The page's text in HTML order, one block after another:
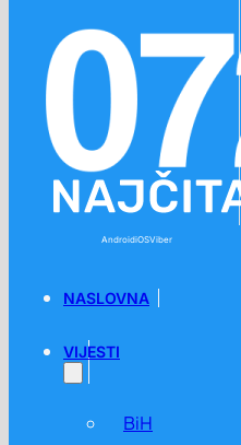
AndroidiOSViber
NASLOVNA
VIJESTI
BiH